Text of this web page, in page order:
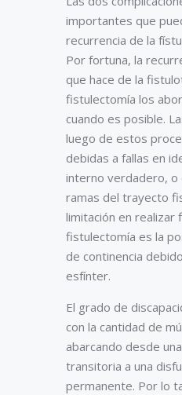
importantes que
recurrencia de la
Por fortuna, la
que hace de la
fistulectomía los
cuando es posible.
luego de estos
debidas a fallas en
interno verdadero, o
ramas del trayecto
limitación en realizar
fistulectomía es la
de continencia
esfínter.
El grado de
con la cantidad de
abarcando desde
transitoria a una
permanente. Por lo